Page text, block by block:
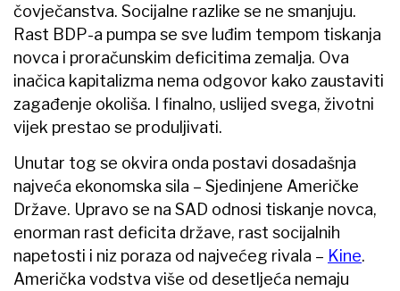
čovječanstva. Socijalne razlike se ne smanjuju.
Rast BDP-a pumpa se sve luđim tempom tiskanja
novca i proračunskim deficitima zemalja. Ova
inačica kapitalizma nema odgovor kako zaustaviti
zagađenje okoliša. I finalno, uslijed svega, životni
vijek prestao se produljivati.
Unutar tog se okvira onda postavi dosadašnja
najveća ekonomska sila – Sjedinjene Američke
Države. Upravo se na SAD odnosi tiskanje novca,
enorman rast deficita države, rast socijalnih
napetosti i niz poraza od najvećeg rivala – Kine.
Američka vodstva više od desetljeća nemaju